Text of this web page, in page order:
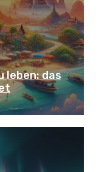
leben: das